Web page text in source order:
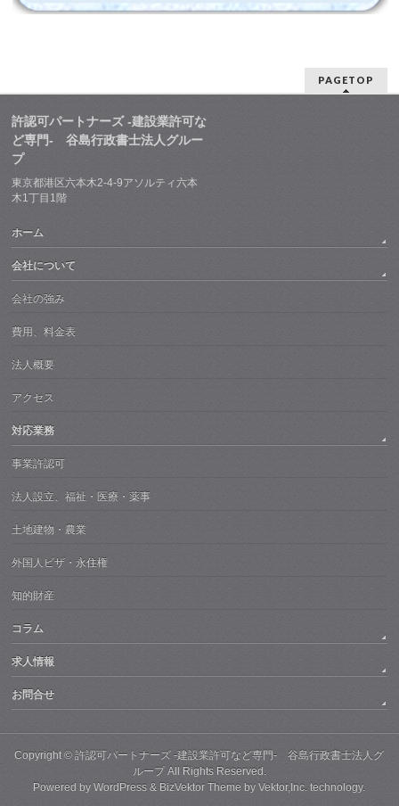
PAGETOP
許認可パートナーズ -建設業許可な
ど専門- 谷島行政書士法人グルー
プ
東京都港区六本木2-4-9アソルティ六本
木1丁目1階
ホーム
会社について
会社の強み
費用、料金表
法人概要
アクセス
対応業務
事業許認可
法人設立、福祉・医療・薬事
土地建物・農業
外国人ビザ・永住権
知的財産
コラム
求人情報
お問合せ
Copyright ©許認可パートナーズ -建設業許可など専門- 谷島行政書士法人グ
ループ All Rights Reserved.
Powered byWordPress & BizVektor Theme byVektor,Inc. technology.